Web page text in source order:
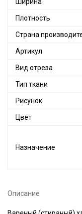
Плотность
Страна
Артикул
Вид отреза
Тип ткани
Рисунок
Цвет
Назначение
Описание